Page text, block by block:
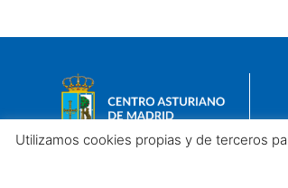
Utilizamos cookies propias y de terceros